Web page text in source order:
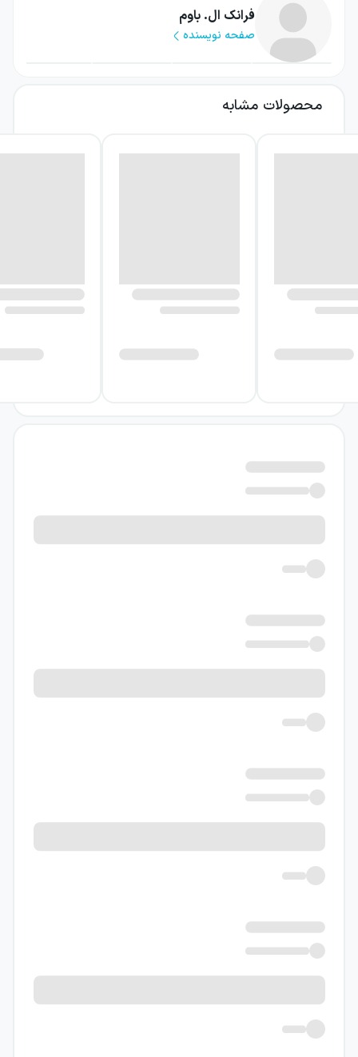
فرانک ال. باوم
صفحه نویسنده
محصولات مشابه